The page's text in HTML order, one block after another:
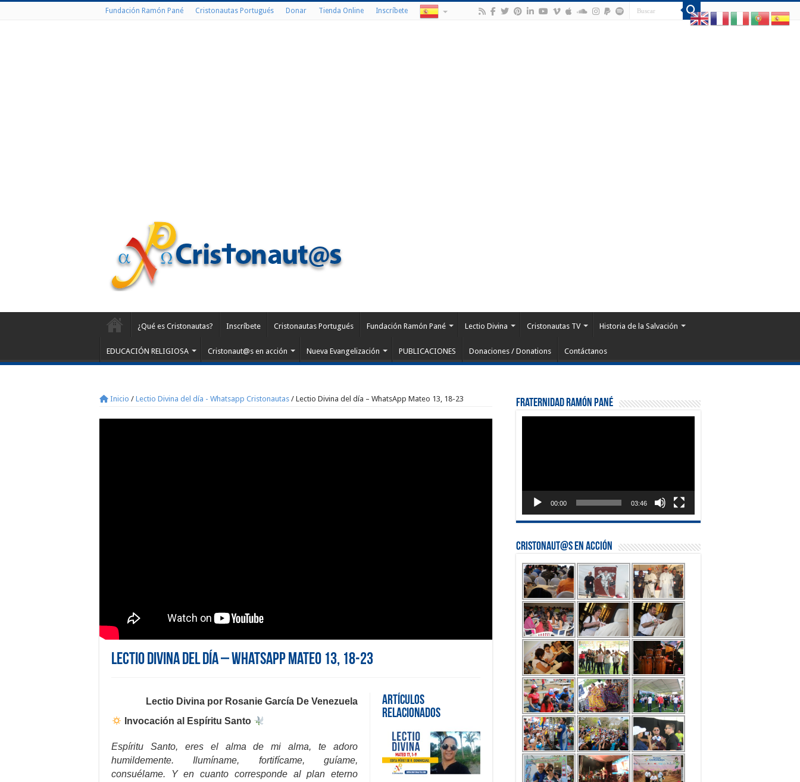
Fundación Ramón Pané Cristonautas Portugués Donar Tienda Online Inscríbete
¿Qué es Cristonautas? Inscríbete Cristonautas Portugués Fundación Ramón Pané Lectio Divina Cristonautas TV Historia de la Salvación
EDUCACIÓN RELIGIOSA Cristonaut@s en acción Nueva Evangelización PUBLICACIONES Donaciones / Donations Contáctanos
Inicio / Lectio Divina del día - Whatsapp Cristonautas / Lectio Divina del día – WhatsApp Mateo 13, 18-23
Lectio Divina del día – WhatsApp Mateo 13, 18-23
Artículos
Relacionados
Lectio Divina por Rosanie García De Venezuela
Invocación al Espíritu Santo
Espíritu Santo, eres el alma de mi alma, te adoro
humildemente. Ilumíname, fortifícame, guíame,
consuélame. Y en cuanto corresponde al plan eterno
Fraternidad Ramón Pané
00:00 03:46
Cristonaut@s en Acción